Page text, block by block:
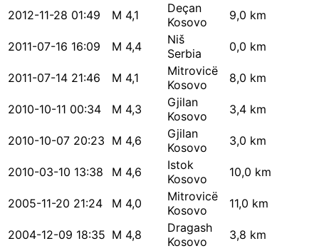
2012-11-28 01:49 M 4,1
Deçan
Kosovo
9,0 km
2011-07-16 16:09 M 4,4
Niš
Serbia
0,0 km
2011-07-14 21:46 M 4,1
Mitrovicë
Kosovo
8,0 km
2010-10-11 00:34 M 4,3
Gjilan
Kosovo
3,4 km
2010-10-07 20:23 M 4,6
Gjilan
Kosovo
3,0 km
2010-03-10 13:38 M 4,6
Istok
Kosovo
10,0 km
2005-11-20 21:24 M 4,0
Mitrovicë
Kosovo
11,0 km
2004-12-09 18:35 M 4,8
Dragash
Kosovo
3,8 km